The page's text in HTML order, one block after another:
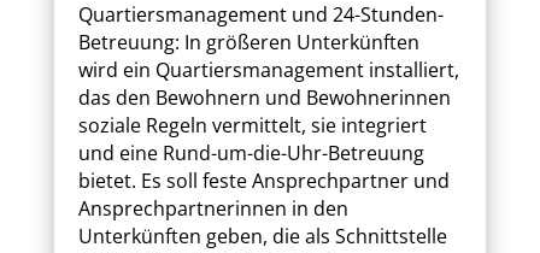
Quartiersmanagement und 24-Stunden-
Betreuung: In größeren Unterkünften
wird ein Quartiersmanagement installiert,
das den Bewohnern und Bewohnerinnen
soziale Regeln vermittelt, sie integriert
und eine Rund-um-die-Uhr-Betreuung
bietet. Es soll feste Ansprechpartner und
Ansprechpartnerinnen in den
Unterkünften geben, die als Schnittstelle